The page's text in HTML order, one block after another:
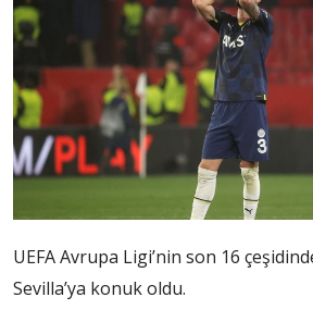
UEFA Avrupa Ligi’nin son 16
Sevilla’ya konuk oldu.